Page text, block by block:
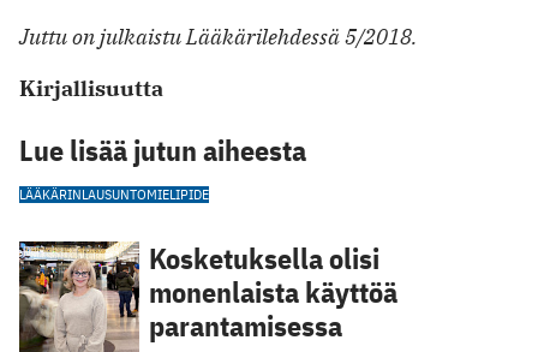
Juttu on julkaistu Lääkärilehdessä 5/2018.
Kirjallisuutta
Lue lisää jutun aiheesta
LÄÄKÄRINLAUSUNTOMIELIPIDE
Kosketuksella olisi
monenlaista käyttöä
parantamisessa